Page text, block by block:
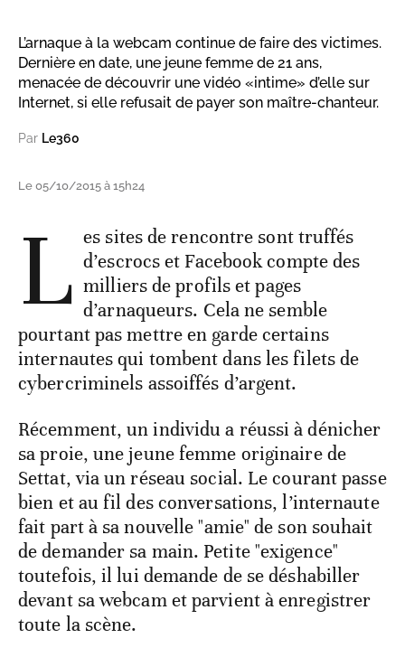
L’arnaque à la webcam continue de faire des victimes.
Dernière en date, une jeune femme de 21 ans,
menacée de découvrir une vidéo «intime» d’elle sur
Internet, si elle refusait de payer son maître-chanteur.
Par Le360
Le 05/10/2015 à 15h24
L es sites de rencontre sont truffés
d’escrocs et Facebook compte des
milliers de profils et pages
d’arnaqueurs. Cela ne semble
pourtant pas mettre en garde certains
internautes qui tombent dans les filets de
cybercriminels assoiffés d’argent.
Récemment, un individu a réussi à dénicher
sa proie, une jeune femme originaire de
Settat, via un réseau social. Le courant passe
bien et au fil des conversations, l’internaute
fait part à sa nouvelle "amie" de son souhait
de demander sa main. Petite "exigence"
toutefois, il lui demande de se déshabiller
devant sa webcam et parvient à enregistrer
toute la scène.